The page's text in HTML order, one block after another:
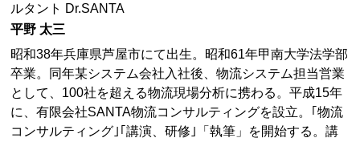
ルタント Dr.SANTA
平野 太三
昭和38年兵庫県芦屋市にて出生。昭和61年甲南大学法学部
卒業。同年某システム会社入社後、物流システム担当営業
として、100社を超える物流現場分析に携わる。平成15年
に、有限会社SANTA物流コンサルティングを設立。｢物流
コンサルティング｣｢講演、研修｣「執筆」を開始する。講